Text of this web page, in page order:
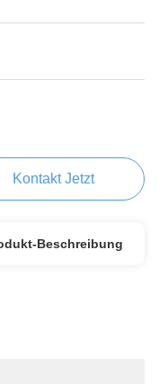
Kontakt Jetzt
Beschreibung